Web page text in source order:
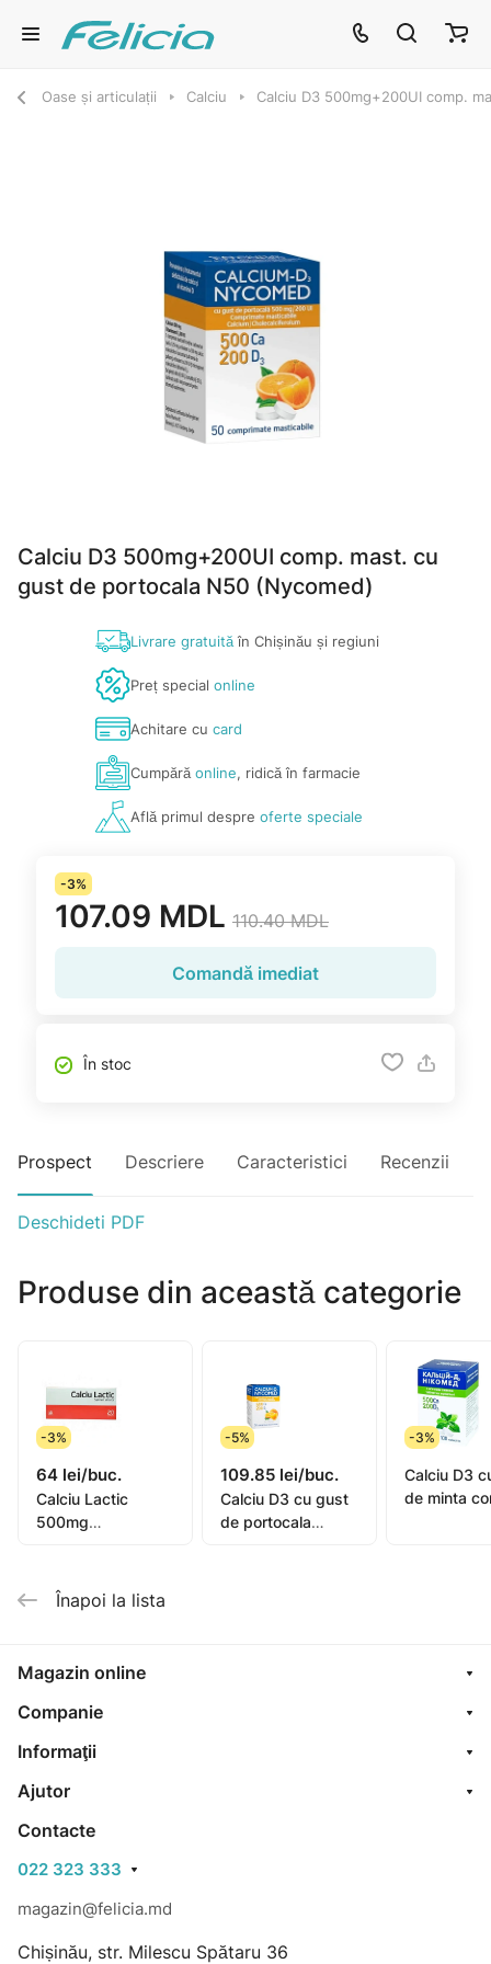
Oase și articulații Calciu Calciu D3 500mg+200UI comp.
Calciu D3 500mg+200UI comp. mast. cu
gust de portocala N50 (Nycomed)
Livrare gratuităîn Chișinău și regiuni
Preț special online
Achitare cu card
Cumpărăonline, ridică în farmacie
Află primul despre oferte speciale
-3%
107.09 MDL 110.40 MDL
Comandă imediat
În stoc
Prospect Descriere Caracteristici Recenzii
Deschideti PDF
Produse din această categorie
-3%
64 lei/buc.
Calciu Lactic
500mg
-5%
109.85 lei/buc.
Calciu D3 cu gust
de portocala
-3%
Calciu D3
de minta
Înapoi la lista
Magazin online
Companie
Informaţii
Ajutor
Contacte
022 323 333
magazin@felicia.md
Chișinău, str. Milescu Spătaru 36